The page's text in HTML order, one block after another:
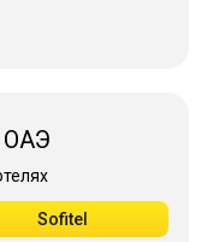
ОАЭ
Sofitel